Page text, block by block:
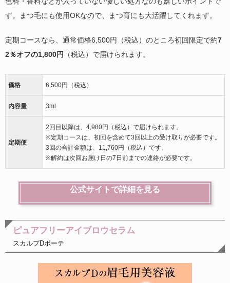
す。まつ毛にも使用OKなので、まつ育にも大活躍してくれます。
定期コースなら、通常価格6,500円（税込）のところ初回限定で約7
2％オフの1,800円
（税込）で届けられます。
価格 6,500円（税込）
内容量 3ml
定期便
2回目以降は、4,980円（税込）で届けられます。
※定期コースは、初回を含めて3回以上の受け取りが必要です。
3回の合計金額は、11,760円（税込）です。
※解約は次回お届け日の7日前までの連絡が必要です。
公式サイトで詳細を見る
ピュアフリーアイブロウセラム
スカルプDボーテ